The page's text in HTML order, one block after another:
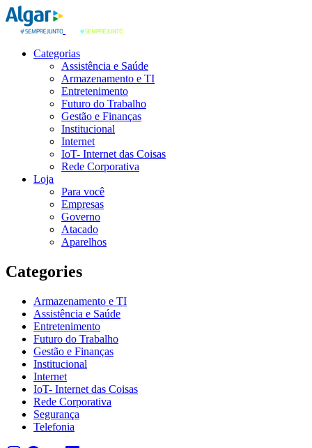
Categorias
Assistência e Saúde
Armazenamento e TI
Entretenimento
Futuro do Trabalho
Gestão e Finanças
Institucional
Internet
IoT- Internet das Coisas
Rede Corporativa
Loja
Para você
Empresas
Governo
Atacado
Aparelhos
Categories
Armazenamento e TI
Assistência e Saúde
Entretenimento
Futuro do Trabalho
Gestão e Finanças
Institucional
Internet
IoT- Internet das Coisas
Rede Corporativa
Segurança
Telefonia